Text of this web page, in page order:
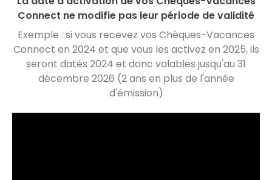
Connect ne modifie pas leur période de validité
Exemple : si vous recevez vos Chèques-Vacances
Connect en 2024 et que vous les activez en 2025, ils
seront datés 2024 et donc valables jusqu'au 31
décembre 2026 (2 ans en plus de l'année
d'émission)